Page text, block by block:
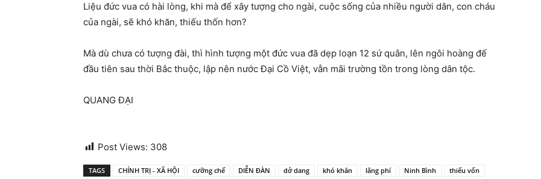
Liệu đức vua có hài lòng, khi mà để xây tượng cho ngài, cuộc sống của nhiều người dân, con cháu
của ngài, sẽ khó khăn, thiếu thốn hơn?
Mà dù chưa có tượng đài, thì hình tượng một đức vua đã dẹp loạn 12 sứ quân, lên ngôi hoàng đế
đầu tiên sau thời Bắc thuộc, lập nên nước Đại Cồ Việt, vẫn mãi trường tồn trong lòng dân tộc.
QUANG ĐẠI
Post Views: 308
TAGS CHÍNH TRỊ - XÃ HỘI cưỡng chế DIỄN ĐÀN dở dang khó khăn lãng phí Ninh Bình
thiếu vốn